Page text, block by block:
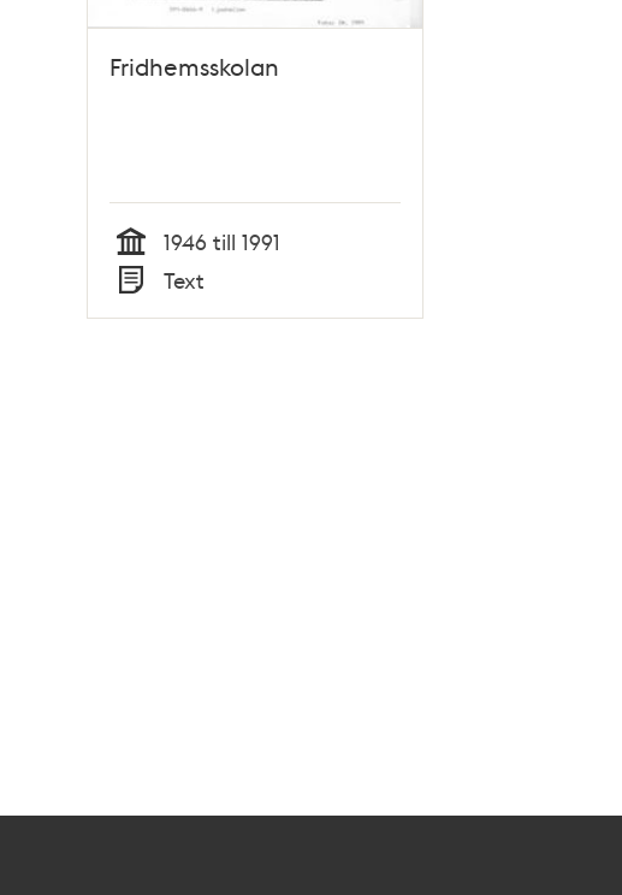
Fridhemsskolan
Tid
1946 till 1991
Typ
Text